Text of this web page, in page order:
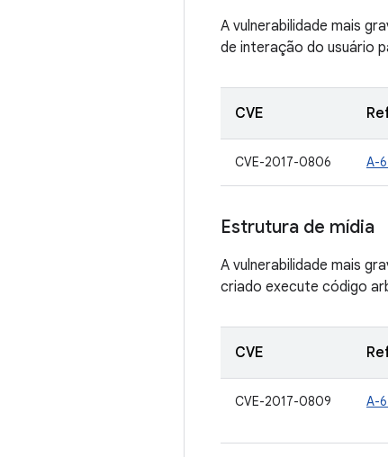
A vulnerabilidade mais
de interação do usuário
CVE
CVE-2017-0806 A-
Estrutura de mídia
A vulnerabilidade mais
criado execute código
CVE
CVE-2017-0809 A-